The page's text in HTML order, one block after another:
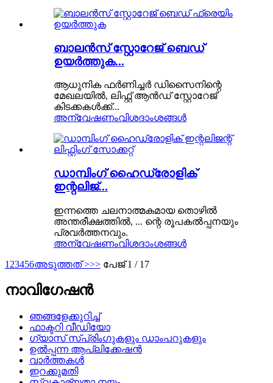
ബാലൻസ് സ്റ്റോറേജ് ബെഡ്
ഉയർത്തുക...
ആധുനിക ഫർണിച്ചർ ഡിസൈനിന്റെ
മേഖലയിൽ, ലിഫ്റ്റ് ആൻഡ് സ്റ്റോറേജ്
കിടക്കകൾക്ക്...
അന്വേഷണംവിശദാംശങ്ങൾ
ഡാമ്പിംഗ് ഹൈഡ്രോളിക്
ഇന്റലിജ്...
ഇന്നത്തെ ചലനാത്മകമായ തൊഴിൽ
അന്തരീക്ഷത്തിൽ, ... ന്റെ രൂപകൽപ്പനയും
പ്രവർത്തനവും.
അന്വേഷണംവിശദാംശങ്ങൾ
1 23456അടുത്തത് >>> പേജ് 1 / 17
നാവിഗേഷൻ
ഞങ്ങളേക്കുറിച്ച്
ഫാക്ടറി വീഡിയോ
ഗ്യാസ് സ്പ്രിംഗുകളും ഡാംപറുകളും
ഉൽപ്പന്ന ആപ്ലിക്കേഷൻ
വാർത്തകൾ
ഇറക്കുമതി